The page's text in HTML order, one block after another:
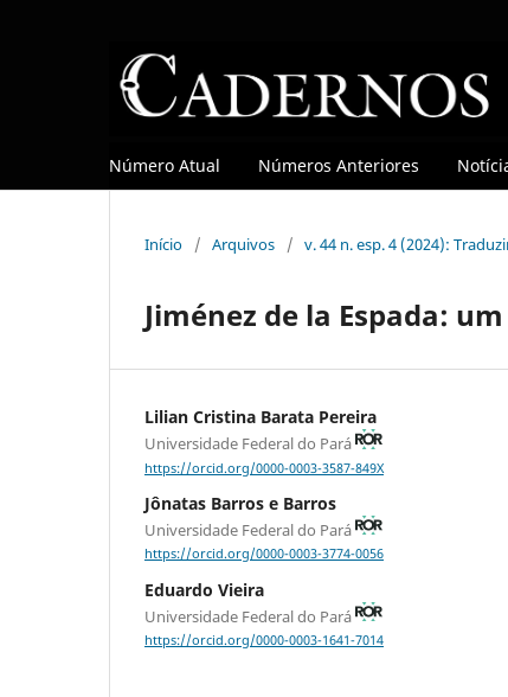
Número Atual Números Anteriores
Início / Arquivos / v. 44 n. esp. 4 (2024):
Jiménez de la Espada:
Lilian Cristina Barata Pereira
Universidade Federal do Pará
https://orcid.org/0000-0003-3587-849X
Jônatas Barros e Barros
Universidade Federal do Pará
https://orcid.org/0000-0003-3774-0056
Eduardo Vieira
Universidade Federal do Pará
https://orcid.org/0000-0003-1641-7014